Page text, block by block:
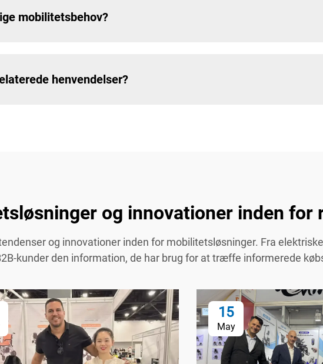
mobilitetsbehov?
henvendelser?
og innovationer inden for
og innovationer inden for mobilitetsløsninger. Fra
kunder den information, de har brug for at træffe informerede
15
May